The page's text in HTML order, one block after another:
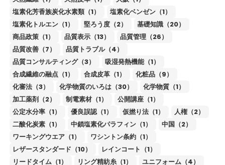
塩素化芳香族炭化水素類（1）
塩素化ベンゼン（1）
塩素化トルエン（1）
堅ろう度（2）
基礎知識（20）
商品政策（1）
品質表示（13）
品質管理（26）
品質改善（7）
品質トラブル（4）
品質コンサルティング（3）
吸湿発熱機能（1）
合成繊維の融点（1）
合成皮革（1）
化粧品（9）
化審法（3）
化学物質のいろは（30）
化学物質（1）
加工薬剤（2）
制電素材（1）
公開講座（1）
公定水分率（1）
優良誤認（1） 仮撚り法（1）
人権（2）
二酸化炭素（1）
中鎖塩素化パラフィン（1）
中国（2）
ワーキングウエア（1）
ワシントン条約（1）
レザースタンダード（10）
レインコート（1）
リードタイム（1）
リング精紡糸（1） ユニフォーム（4）